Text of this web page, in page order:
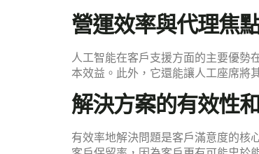
營運效率與代理焦
人工智能在客戶支援方面的主要優勢
本效益。此外，它還能讓人工座席將
解決方案的有效性
有效率地解決問題是客戶滿意度的核